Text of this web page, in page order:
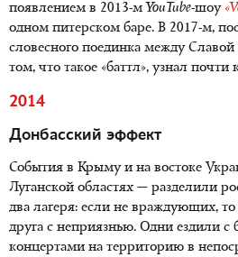
появлением в 2013-м YouTube-шоу «
одном питерском баре. В 2017-м,
словесного поединка между
том, что такое «баттл», узнал
2014
Донбасский эффект
События в Крыму и на востоке
Луганской областях — разделили
два лагеря: если не враждующих,
друга с неприязнью. Одни ездили с
концертами на территорию в